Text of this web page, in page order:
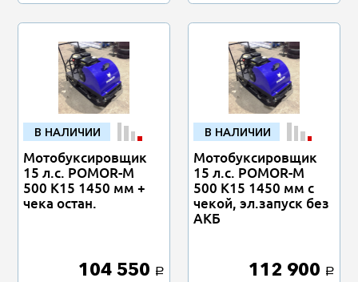
В НАЛИЧИИ
Мотобуксировщик
15 л.с. POMOR-M
500 К15 1450 мм +
чека остан.
104 550 a
В НАЛИЧИИ
Мотобуксировщик
15 л.с. POMOR-M
500 К15 1450 мм с
чекой, эл.запуск без
АКБ
112 900 a